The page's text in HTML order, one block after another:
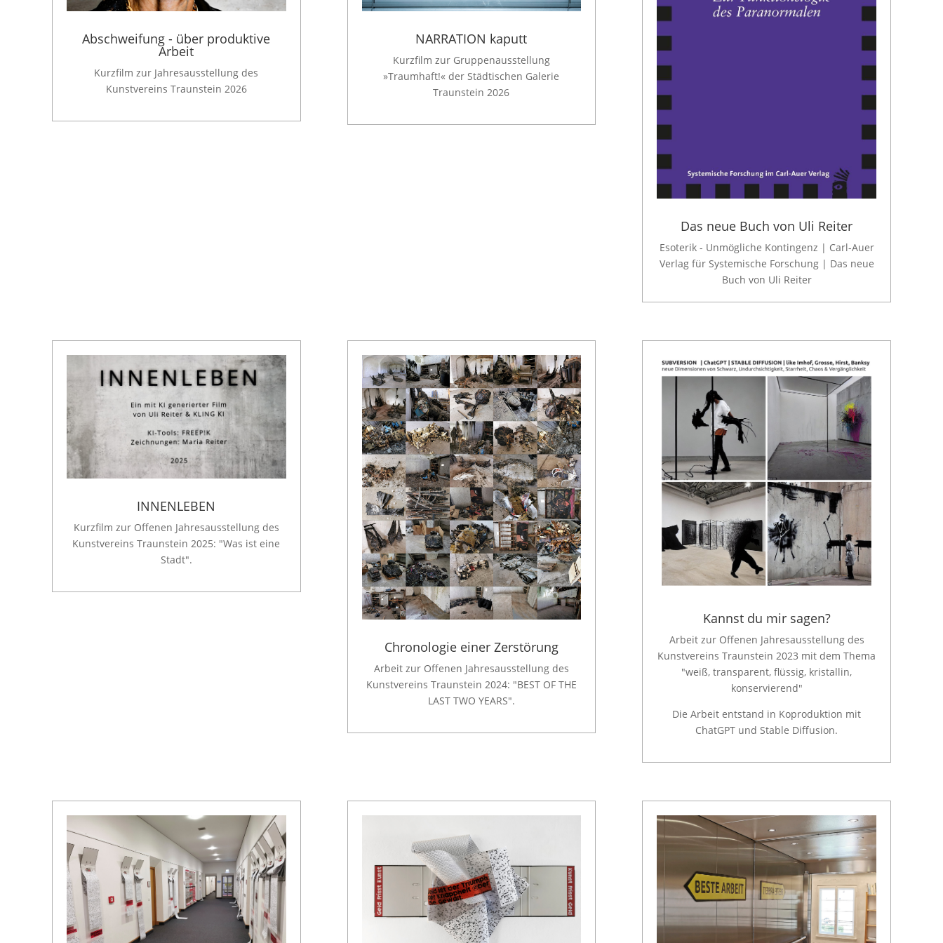
Abschweifung - über produktive
Arbeit
Kurzfilm zur Jahresausstellung des
Kunstvereins Traunstein 2026
NARRATION kaputt
Kurzfilm zur Gruppenausstellung
»Traumhaft!« der Städtischen Galerie
Traunstein 2026
Das neue Buch von Uli Reiter
Esoterik - Unmögliche Kontingenz | Carl-Auer
Verlag für Systemische Forschung | Das neue
Buch von Uli Reiter
INNENLEBEN
Kurzfilm zur Offenen Jahresausstellung des
Kunstvereins Traunstein 2025: "Was ist eine
Stadt".
Chronologie einer Zerstörung
Arbeit zur Offenen Jahresausstellung des
Kunstvereins Traunstein 2024: "BEST OF THE
LAST TWO YEARS".
Kannst du mir sagen?
Arbeit zur Offenen Jahresausstellung des
Kunstvereins Traunstein 2023 mit dem Thema
"weiß, transparent, flüssig, kristallin,
konservierend"
Die Arbeit entstand in Koproduktion mit
ChatGPT und Stable Diffusion.